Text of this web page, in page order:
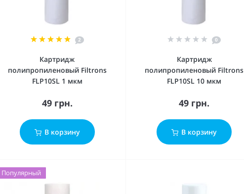
2
Картридж
полипропиленовый Filtrons
FLP10SL 1 мкм
49 грн.
В корзину
0
Картридж
полипропиленовый Filtrons
FLP10SL 10 мкм
49 грн.
В корзину
Популярный